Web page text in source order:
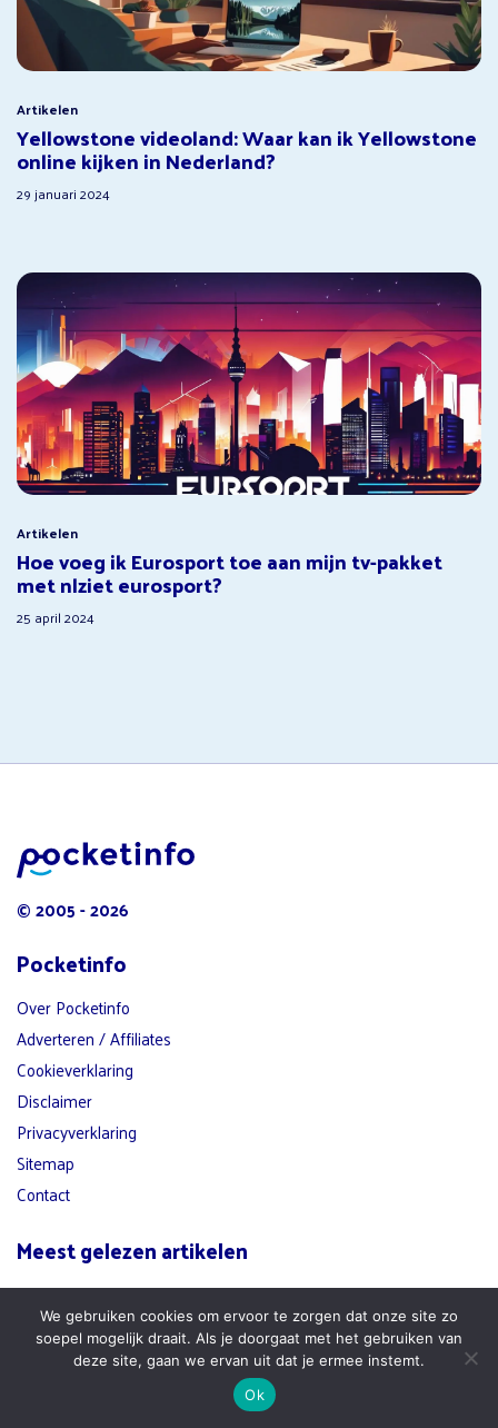
Artikelen
Yellowstone videoland: Waar kan ik Yellowstone
online kijken in Nederland?
29 januari 2024
Artikelen
Hoe voeg ik Eurosport toe aan mijn tv-pakket
met nlziet eurosport?
25 april 2024
© 2005 - 2026
Pocketinfo
Over Pocketinfo
Adverteren / Affiliates
Cookieverklaring
Disclaimer
Privacyverklaring
Sitemap
Contact
Meest gelezen artikelen
Beste Luisterboek Apps
F1 TV Opzeggen
Lebara Opzeggen
NPO Plus Downloader
Ondertiteling Disney Plus
Qobuz
Spotify Uitzetten
Ziggo Opzeggen
We gebruiken cookies om ervoor te zorgen dat onze site zo
soepel mogelijk draait. Als je doorgaat met het gebruiken van
deze site, gaan we ervan uit dat je ermee instemt.
Ok